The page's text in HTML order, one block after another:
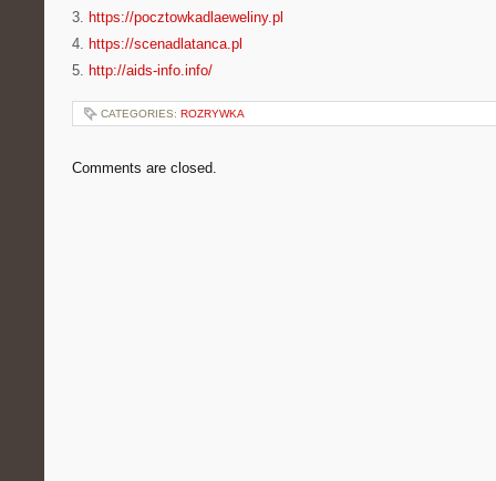
3. https://pocztowkadlaeweliny.pl
4. https://scenadlatanca.pl
5. http://aids-info.info/
CATEGORIES: ROZRYWKA
Comments are closed.